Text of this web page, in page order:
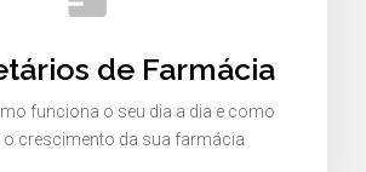
de Farmácia
funciona o seu dia a dia e como
o crescimento da sua farmácia